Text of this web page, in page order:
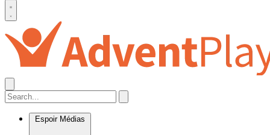
Espoir Médias